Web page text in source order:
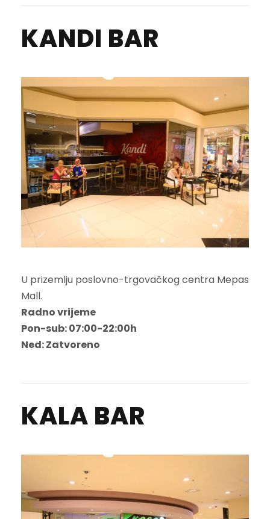
KANDI BAR
U prizemlju poslovno-trgovačkog centra Mepas
Mall.
Radno vrijeme
Pon-sub: 07:00-22:00h
Ned: Zatvoreno
KALA BAR